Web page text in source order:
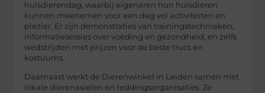
huisdierendag, waarbij eigenaren hun huisdieren
kunnen meenemen voor een dag vol activiteiten en
plezier. Er zijn demonstraties van trainingstechnieken,
informatiesessies over voeding en gezondheid, en zelfs
wedstrijden met prijzen voor de beste trucs en
kostuums.
Daarnaast werkt de Dierenwinkel in Leiden samen met
lokale dierenasielen en reddingsorganisaties. Ze